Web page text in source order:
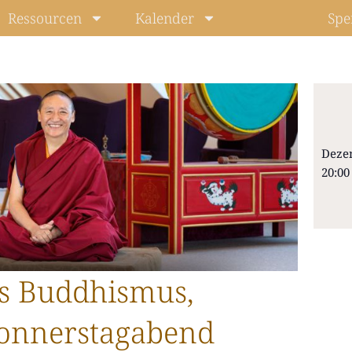
Ressourcen Kalender
Buddhismus,
20:00